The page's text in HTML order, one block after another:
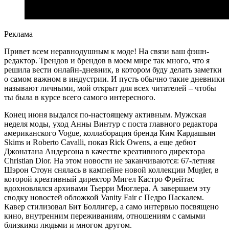
Реклама
Привет всем неравнодушным к моде! На связи ваш фэшн-
редактор. Трендов и брендов в моем мире так много, что я
решила вести онлайн-дневник, в котором буду делать заметки
о самом важном в индустрии. И пусть обычно такие дневники
называют личными, мой открыт для всех читателей – чтобы
ты была в курсе всего самого интересного.
Конец июня выдался по-настоящему активным. Мужская
неделя моды, уход Анны Винтур с поста главного редактора
американского Vogue, коллаборация бренда Ким Кардашьян
Skims и Roberto Cavalli, показ Rick Owens, а еще дебют
Джонатана Андерсона в качестве креативного директора
Christian Dior. На этом новости не заканчиваются: 67-летняя
Шэрон Стоун снялась в кампейне новой коллекции Mugler, в
которой креативный директор Мигел Кастро Фрейтас
вдохновлялся архивами Тьерри Мюглера. А завершаем эту
сводку новостей обложкой Vanity Fair с Педро Паскалем.
Кавер стилизовал Бит Боллигер, а само интервью посвящено
кино, внутренним переживаниям, отношениям с самыми
близкими людьми и многом другом.